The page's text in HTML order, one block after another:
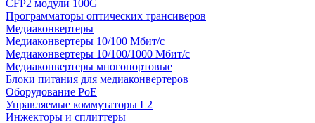
CFP2 модули 100G
Программаторы оптических трансиверов
Медиаконвертеры
Медиаконвертеры 10/100 Мбит/с
Медиаконвертеры 10/100/1000 Мбит/c
Медиаконвертеры многопортовые
Блоки питания для медиаконвертеров
Оборудование PoE
Управляемые коммутаторы L2
Инжекторы и сплиттеры